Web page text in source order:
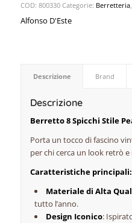
COD:800330 Categorie: Berretteria
Alfonso D'Este
Descrizione Brand
Descrizione
Berretto 8 Spicchi Stile
Porta un tocco di fascino
per chi cerca un look retrò
Caratteristiche principali:
Materiale di Alta
tutto l’anno.
Design Iconico: